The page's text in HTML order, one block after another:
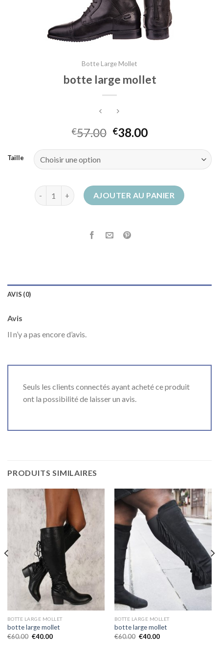
Botte Large Mollet
botte large mollet
€57.00 €38.00
Taille
quantité de botte large mollet
AJOUTER AU PANIER
AVIS (0)
Avis
Il n’y a pas encore d’avis.
Seuls les clients connectés ayant acheté ce produit
ont la possibilité de laisser un avis.
PRODUITS SIMILAIRES
BOTTE LARGE MOLLET
botte large mollet
€60.00 €40.00
BOTTE LARGE MOLLET
botte large mollet
€60.00 €40.00